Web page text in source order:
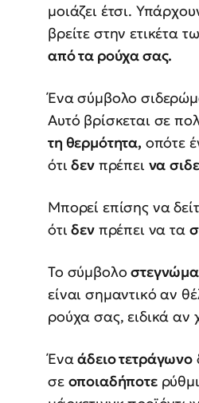
μοιάζει έτσι.
βρείτε στην ετικέτα
από τα ρούχα σας.
Ένα σύμβολο
Αυτό βρίσκεται σε
τη θερμότητα, οπότε
ότιδενπρέπει να
Μπορεί επίσης να
ότιδενπρέπει να τα
Το σύμβολο
είναι σημαντικό αν
ρούχα σας, ειδικά αν
Έναάδειο τετράγωνο
σε οποιαδήποτε